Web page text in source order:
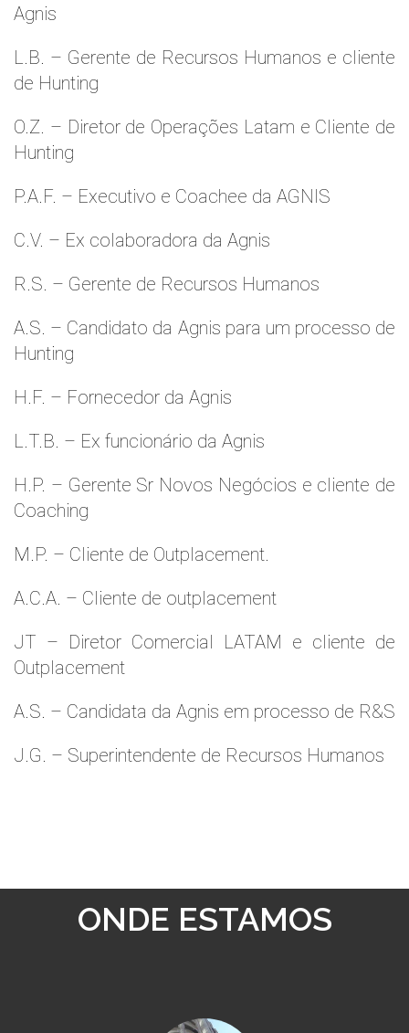
Agnis
L.B. – Gerente de Recursos Humanos e cliente
de Hunting
O.Z. – Diretor de Operações Latam e Cliente de
Hunting
P.A.F. – Executivo e Coachee da AGNIS
C.V. – Ex colaboradora da Agnis
R.S. – Gerente de Recursos Humanos
A.S. – Candidato da Agnis para um processo de
Hunting
H.F. – Fornecedor da Agnis
L.T.B. – Ex funcionário da Agnis
H.P. – Gerente Sr Novos Negócios e cliente de
Coaching
M.P. – Cliente de Outplacement.
A.C.A. – Cliente de outplacement
JT – Diretor Comercial LATAM e cliente de
Outplacement
A.S. – Candidata da Agnis em processo de R&S
J.G. – Superintendente de Recursos Humanos
ONDE ESTAMOS